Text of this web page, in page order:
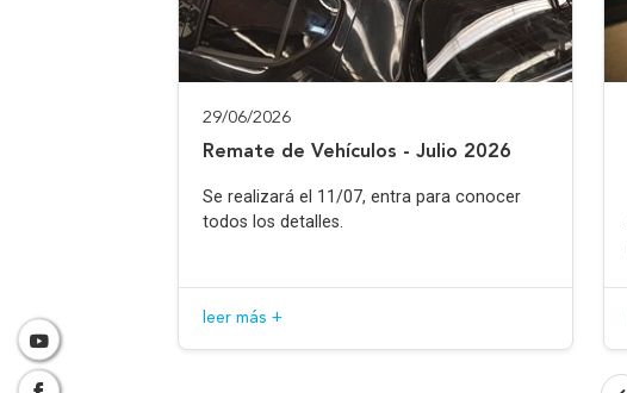
29/06/2026
Remate de Vehículos - Julio 2026
Se realizará el 11/07, entra para conocer
todos los detalles.
leer más +